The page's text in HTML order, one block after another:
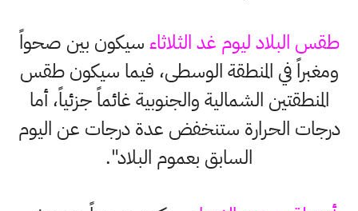
طقس البلاد ليوم غد الثلاثاءسيكون بين صحواً
ومغبراً في المنطقة الوسطى، فيما سيكون طقس
المنطقتين الشمالية والجنوبية غائماً جزئياً، أما
درجات الحرارة ستنخفض عدة درجات عن اليوم
السابق بعموم البلاد".